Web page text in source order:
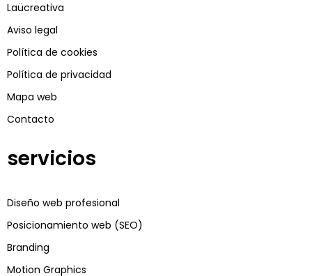
Laücreativa
Aviso legal
Política de cookies
Política de privacidad
Mapa web
Contacto
servicios
Diseño web profesional
Posicionamiento web (SEO)
Branding
Motion Graphics